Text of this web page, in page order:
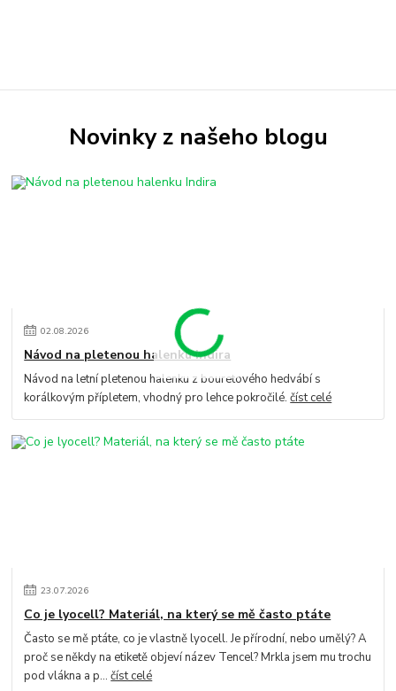
Novinky z našeho blogu
02.08.2026
Návod na pletenou halenku Indira
Návod na letní pletenou halenku z bouretového hedvábí s
korálkovým přípletem, vhodný pro lehce pokročilé.číst celé
23.07.2026
Co je lyocell? Materiál, na který se mě často ptáte
Často se mě ptáte, co je vlastně lyocell. Je přírodní, nebo umělý? A
proč se někdy na etiketě objeví název Tencel? Mrkla jsem mu trochu
pod vlákna a p...číst celé